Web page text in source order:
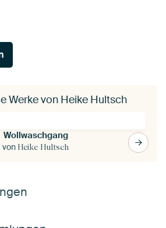
Werke von Heike Hultsch
Wollwaschgang
von Heike Hultsch